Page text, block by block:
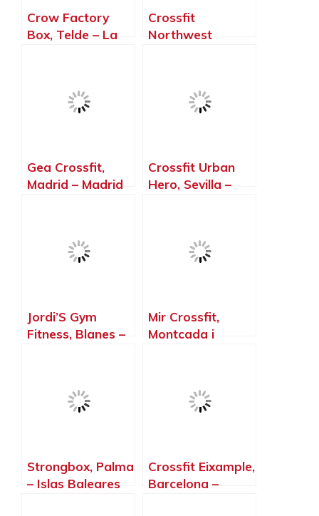
Crow Factory
Box, Telde – La
Crossfit
Northwest
Gea Crossfit,
Madrid – Madrid
Crossfit Urban
Hero, Sevilla –
Jordi’S Gym
Fitness, Blanes –
Mir Crossfit,
Montcada i
Strongbox, Palma
– Islas Baleares
Crossfit Eixample,
Barcelona –